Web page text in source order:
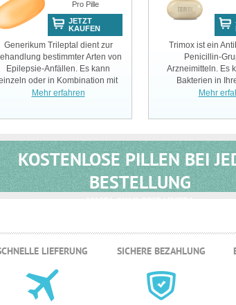
Pro Pille
JETZT
KAUFEN
Generikum Trileptal dient zur
bestimmter Arten von
Epilepsie-Anfällen. Es kann
oder in Kombination mit
anderen Präparaten angewendet
Mehr erfahren
Trimox ist ein
Penicillin-
Arzneimitteln. Es
Bakterien in
Mehr
KOSTENLOSE PILLEN BEI
BESTELLUNG
LIEFERUNG SICHERE BEZAHLUNG